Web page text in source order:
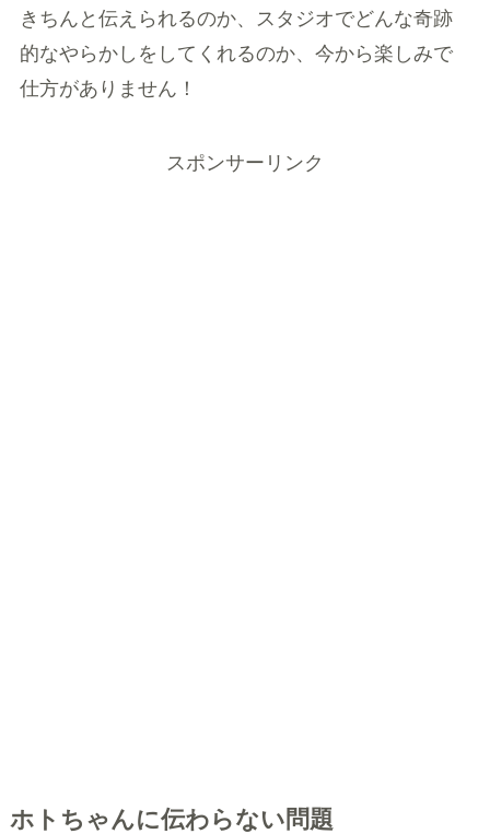
きちんと伝えられるのか、スタジオでどんな奇跡
的なやらかしをしてくれるのか、今から楽しみで
仕方がありません！
スポンサーリンク
ホトちゃんに伝わらない問題